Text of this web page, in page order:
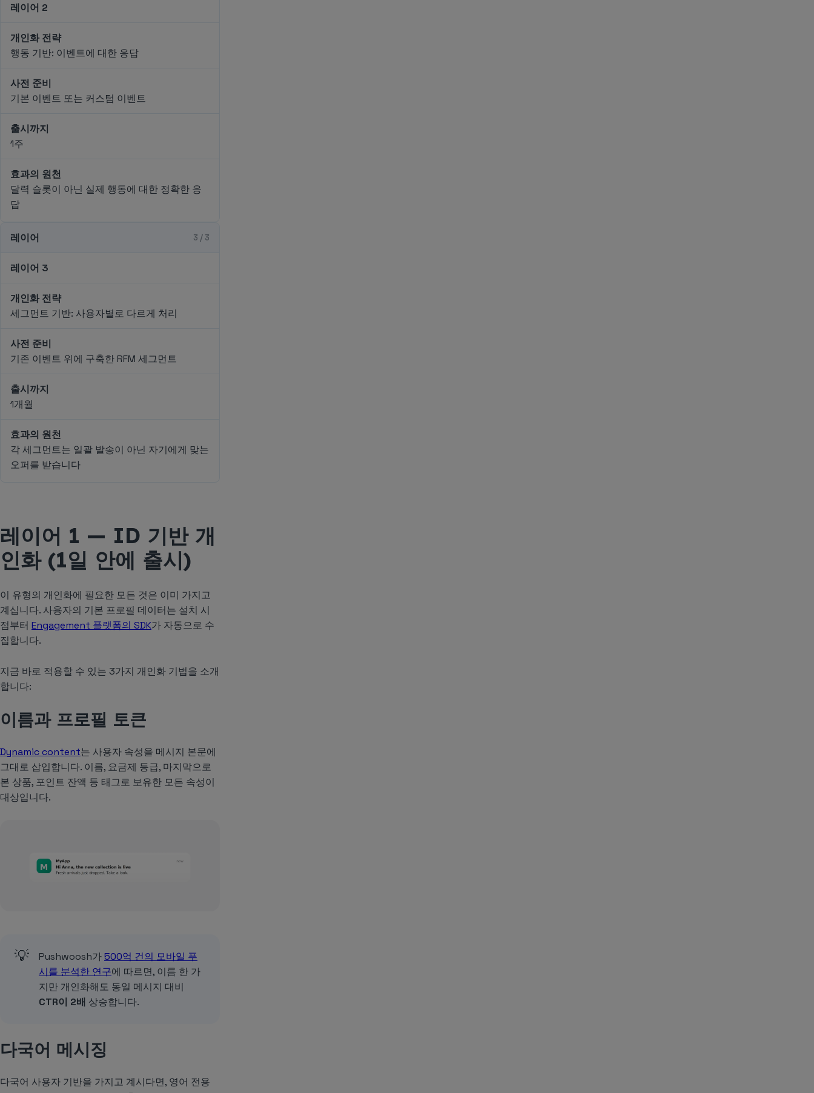
레이어 2
개인화 전략
행동 기반: 이벤트에 대한 응답
사전 준비
기본 이벤트 또는 커스텀 이벤트
출시까지
1주
효과의 원천
달력 슬롯이 아닌 실제 행동에 대한 정확한 응
답
레이어 3 / 3
레이어 3
개인화 전략
세그먼트 기반: 사용자별로 다르게 처리
사전 준비
기존 이벤트 위에 구축한 RFM 세그먼트
출시까지
1개월
효과의 원천
각 세그먼트는 일괄 발송이 아닌 자기에게 맞는
오퍼를 받습니다
레이어 1 — ID 기반 개
인화 (1일 안에 출시)
이 유형의 개인화에 필요한 모든 것은 이미 가지고
계십니다. 사용자의 기본 프로필 데이터는 설치 시
점부터 Engagement 플랫폼의 SDK가 자동으로 수
집합니다.
지금 바로 적용할 수 있는 3가지 개인화 기법을 소개
합니다:
이름과 프로필 토큰
Dynamic content는 사용자 속성을 메시지 본문에
그대로 삽입합니다. 이름, 요금제 등급, 마지막으로
본 상품, 포인트 잔액 등 태그로 보유한 모든 속성이
대상입니다.
💡 Pushwoosh가500억 건의 모바일 푸
시를 분석한 연구에 따르면, 이름 한 가
지만 개인화해도 동일 메시지 대비
CTR이 2배 상승합니다.
다국어 메시징
다국어 사용자 기반을 가지고 계시다면, 영어 전용